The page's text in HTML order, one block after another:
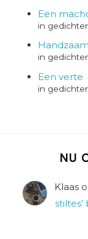
Een
in
Handzaam
in
Een verte
in
Nu
Klaas
stiltes’